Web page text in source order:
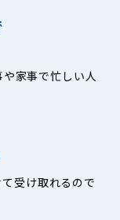
家事で忙しい人
受け取れるので